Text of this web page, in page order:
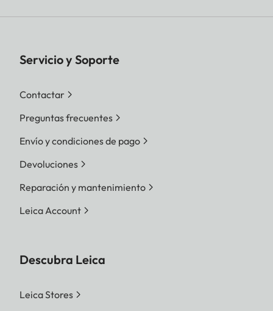
Servicio y Soporte
Contactar
Preguntas frecuentes
Envío y condiciones de pago
Devoluciones
Reparación y mantenimiento
Leica Account
Descubra Leica
Leica Stores